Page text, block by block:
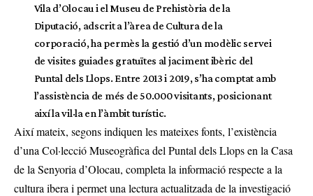
Vila d’Olocau i el Museu de Prehistòria de la
Diputació, adscrit a l’àrea de Cultura de la
corporació, ha permès la gestió d’un modèlic servei
de visites guiades gratuïtes al jaciment ibèric del
Puntal dels Llops. Entre 2013 i 2019, s’ha comptat amb
l’assistència de més de 50.000 visitants, posicionant
així la vil·la en l’àmbit turístic.
Així mateix, segons indiquen les mateixes fonts, l’existència
d’una Col·lecció Museogràfica del Puntal dels Llops en la Casa
de la Senyoria d’Olocau, completa la informació respecte a la
cultura ibera i permet una lectura actualitzada de la investigació